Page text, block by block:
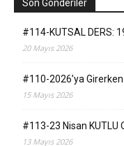
Son Gönderiler
#114-KUTSAL DERS:
20 Mayıs 2026
#110-2026’ya
15 Mayıs 2026
#113-23 Nisan KUTLU
13 Mayıs 2026